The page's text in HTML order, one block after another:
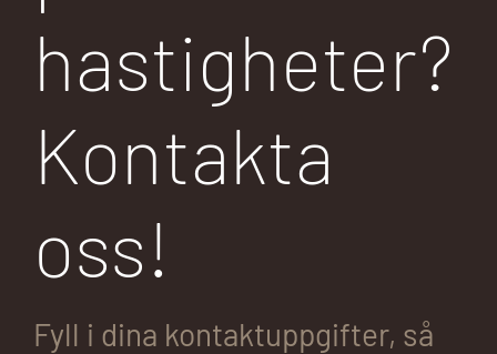
hastigheter?
Kontakta
oss!
Fyll i dina kontaktuppgifter, så